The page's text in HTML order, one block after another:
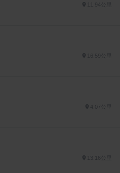
11.94公里
16.59公里
4.07公里